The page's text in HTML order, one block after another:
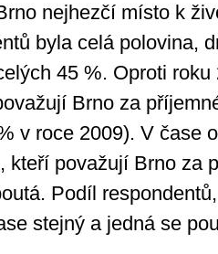
nejhezčí místo k
byla celá polovina,
45 %. Oproti
Brno za
v roce 2009). V čase
kteří považují Brno za
Podíl
stejný a jedná se